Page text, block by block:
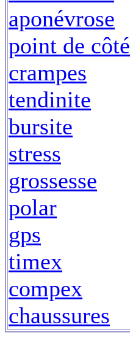
aponévrose
point de côté
crampes
tendinite
bursite
stress
grossesse
polar
gps
timex
compex
chaussures